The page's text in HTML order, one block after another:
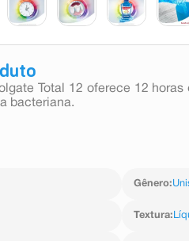
Total 12 oferece 12
bacteriana.
contínua (20ml).
Gênero:
Textura: